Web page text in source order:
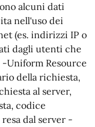
alcuni dati
nell'uso dei
(es. indirizzi IP o
dagli utenti che
Uniform Resource
della richiesta,
al server,
codice
dal server -